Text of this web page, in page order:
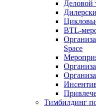
Деловой
BTL-
Space
Тимбилдинг